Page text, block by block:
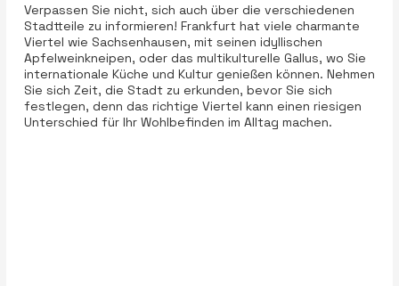
Verpassen Sie nicht, sich auch über die verschiedenen
Stadtteile zu informieren! Frankfurt hat viele charmante
Viertel wie Sachsenhausen, mit seinen idyllischen
Apfelweinkneipen, oder das multikulturelle Gallus, wo Sie
internationale Küche und Kultur genießen können. Nehmen
Sie sich Zeit, die Stadt zu erkunden, bevor Sie sich
festlegen, denn das richtige Viertel kann einen riesigen
Unterschied für Ihr Wohlbefinden im Alltag machen.